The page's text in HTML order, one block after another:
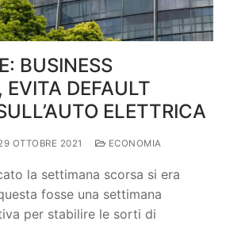
BUSINESS
EVITA DEFAULT
ELETTRICA
OTTOBRE 2021 ECONOMIA
la settimana scorsa si era
fosse una settimana
per stabilire le sorti di